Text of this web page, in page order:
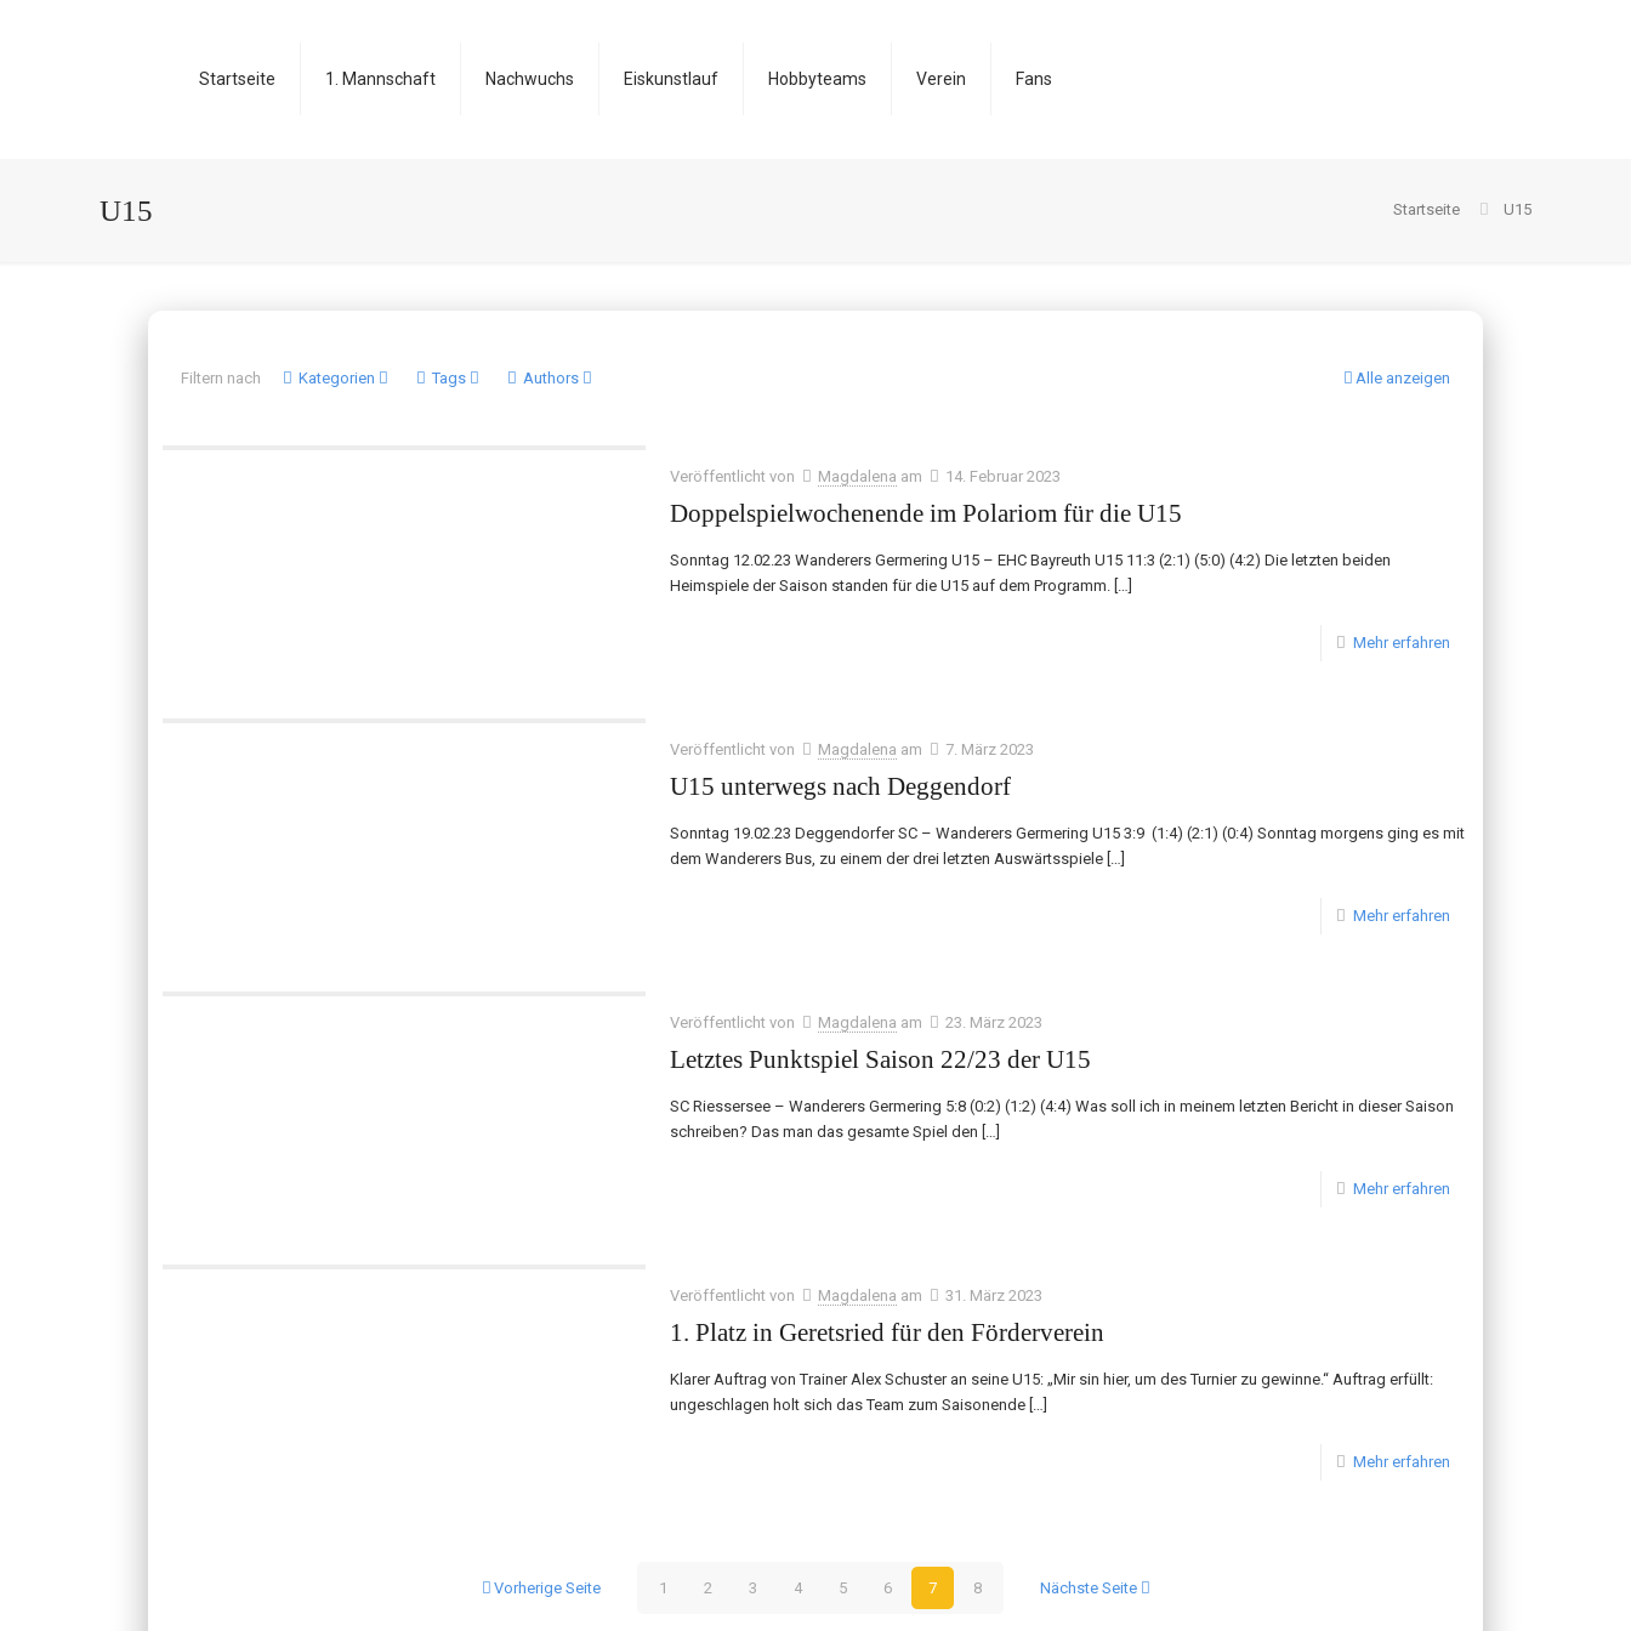
Startseite 1. Mannschaft Nachwuchs Eiskunstlauf Hobbyteams Verein Fans
U15 Startseite U15
Filtern nach Kategorien Tags Authors Alle anzeigen
Veröffentlicht von Magdalena am 14. Februar 2023
Doppelspielwochenende im Polariom für die U15
Sonntag 12.02.23 Wanderers Germering U15 – EHC Bayreuth U15 11:3 (2:1) (5:0) (4:2) Die letzten beiden
Heimspiele der Saison standen für die U15 auf dem Programm. […]
Mehr erfahren
Veröffentlicht von Magdalena am 7. März 2023
U15 unterwegs nach Deggendorf
Sonntag 19.02.23 Deggendorfer SC – Wanderers Germering U15 3:9 (1:4) (2:1) (0:4) Sonntag morgens ging es mit
dem Wanderers Bus, zu einem der drei letzten Auswärtsspiele […]
Mehr erfahren
Veröffentlicht von Magdalena am 23. März 2023
Letztes Punktspiel Saison 22/23 der U15
SC Riessersee – Wanderers Germering 5:8 (0:2) (1:2) (4:4) Was soll ich in meinem letzten Bericht in dieser Saison
schreiben? Das man das gesamte Spiel den […]
Mehr erfahren
Veröffentlicht von Magdalena am 31. März 2023
1. Platz in Geretsried für den Förderverein
Klarer Auftrag von Trainer Alex Schuster an seine U15: „Mir sin hier, um des Turnier zu gewinne.“ Auftrag erfüllt:
ungeschlagen holt sich das Team zum Saisonende […]
Mehr erfahren
Vorherige Seite 1 2 3 4 5 6 7 8 Nächste Seite